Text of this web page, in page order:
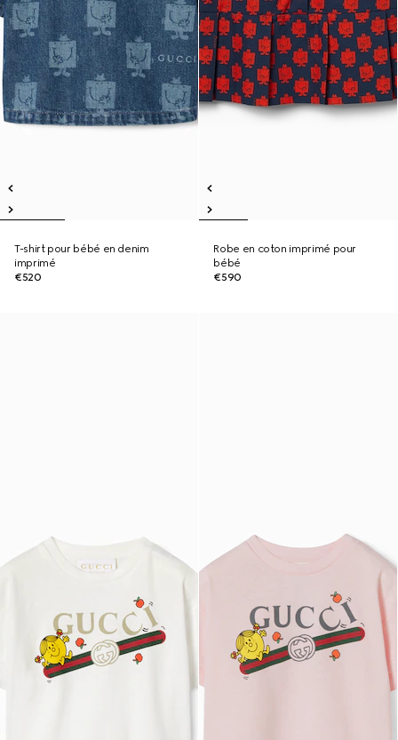
T-shirt pour bébé en denim
imprimé
€520
Robe en coton imprimé pour
bébé
€590